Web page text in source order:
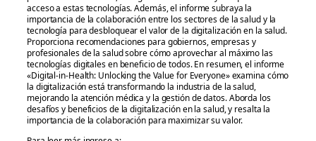
acceso a estas tecnologías. Además, el informe subraya la
importancia de la colaboración entre los sectores de la salud y la
tecnología para desbloquear el valor de la digitalización en la salud.
Proporciona recomendaciones para gobiernos, empresas y
profesionales de la salud sobre cómo aprovechar al máximo las
tecnologías digitales en beneficio de todos. En resumen, el informe
«Digital-in-Health: Unlocking the Value for Everyone» examina cómo
la digitalización está transformando la industria de la salud,
mejorando la atención médica y la gestión de datos. Aborda los
desafíos y beneficios de la digitalización en la salud, y resalta la
importancia de la colaboración para maximizar su valor.